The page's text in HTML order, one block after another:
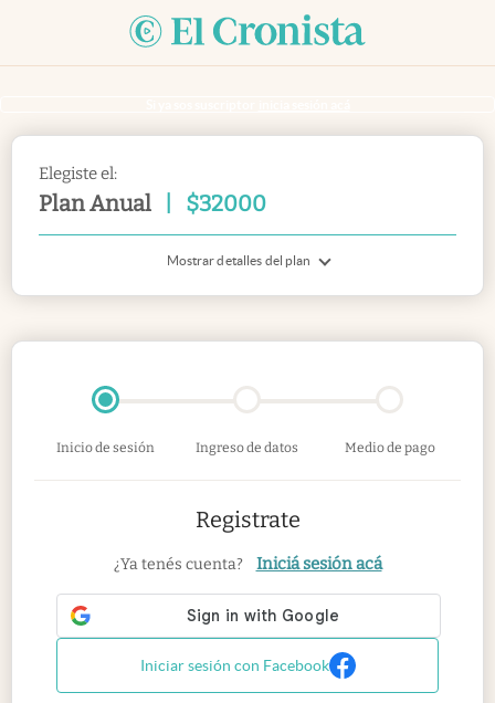
Elegiste el:
Plan Anual $32000
Mostrar detalles del plan
Inicio de sesión Ingreso de datos Medio de pago
Registrate
¿Ya tenés cuenta? Iniciá sesión acá
Iniciar sesión con Facebook